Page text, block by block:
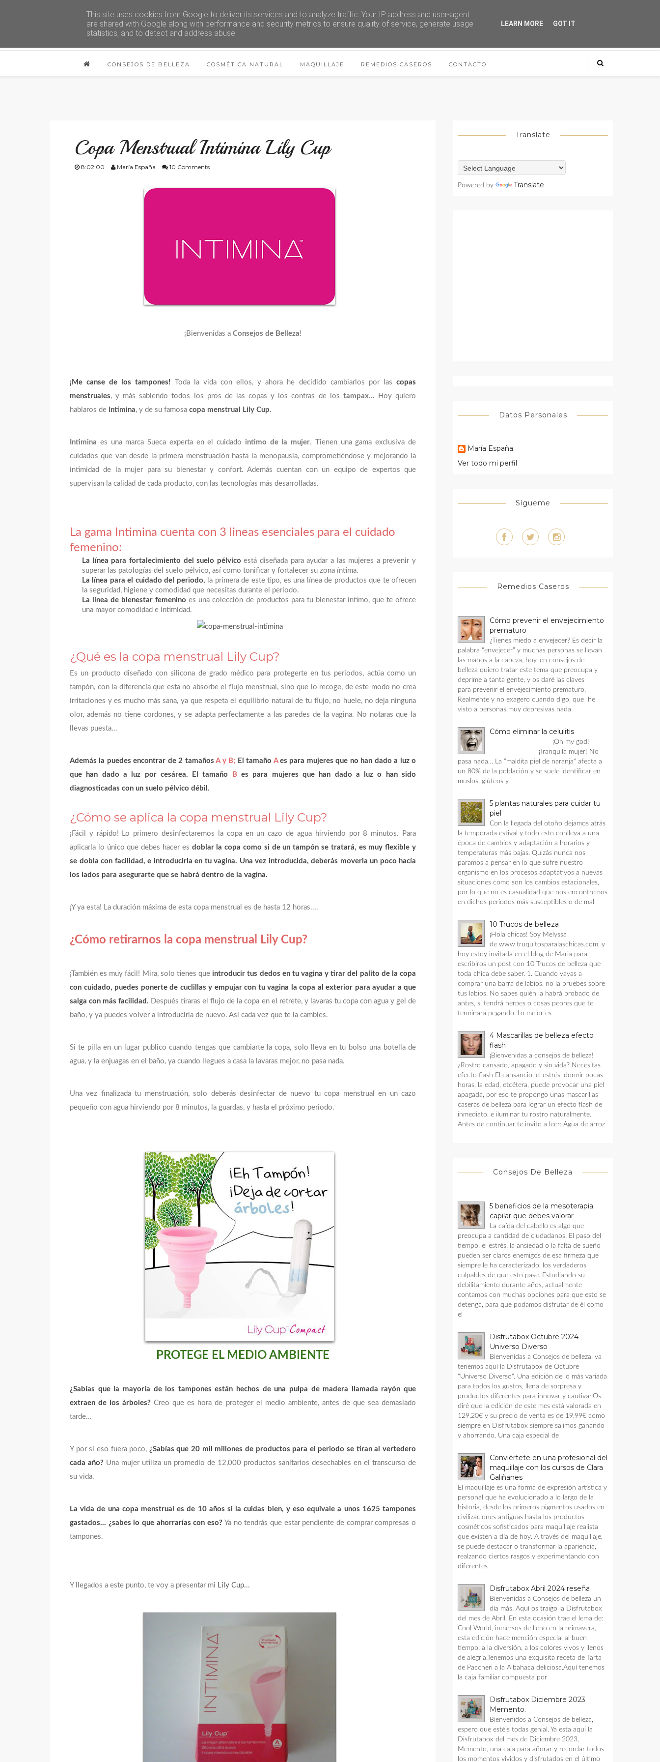
CONSEJOS DE BELLEZA COSMÉTICA NATURAL MAQUILLAJE REMEDIOS CASEROS CONTACTO
Copa Menstrual Intimina Lily Cup
8:02:00 María España 10 Comments
¡Bienvenidas a Consejos de Belleza!
¡Me canse de los tampones! Toda la vida con ellos, y ahora he decidido cambiarlos por lascopas
menstruales, y más sabiendo todos los pros de las copas y los contras de los tampax... Hoy quiero
hablaros de Intimina, y de su famosa copa menstrual Lily Cup.
Intimina es una marca Sueca experta en el cuidado intimo de la mujer. Tienen una gama exclusiva de
cuidados que van desde la primera menstruación hasta la menopausia, comprometiéndose y mejorando la
intimidad de la mujer para su bienestar y confort. Además cuentan con un equipo de expertos que
supervisan la calidad de cada producto, con las tecnologías más desarrolladas.
La gama Intimina cuenta con 3 lineas esenciales para el cuidado
femenino:
La línea para fortalecimiento del suelo pélvico está diseñada para ayudar a las mujeres a prevenir y
superar las patologías del suelo pélvico, así como tonificar y fortalecer su zona íntima.
La línea para el cuidado del periodo, la primera de este tipo, es una línea de productos que te ofrecen
la seguridad, higiene y comodidad que necesitas durante el periodo.
La línea de bienestar femenino es una colección de productos para tu bienestar íntimo, que te ofrece
una mayor comodidad e intimidad.
¿Qué es la copa menstrual Lily Cup?
Es un producto diseñado con silicona de grado médico para protegerte en tus periodos, actúa como un
tampón, con la diferencia que esta no absorbe el flujo menstrual, sino que lo recoge, de este modo no crea
irritaciones y es mucho más sana, ya que respeta el equilibrio natural de tu flujo, no huele, no deja ninguna
olor, además no tiene cordones, y se adapta perfectamente a las paredes de la vagina. No notaras que la
llevas puesta...
Además la puedes encontrar de 2 tamaños A y B; El tamaño A es para mujeres que no han dado a luz o
que han dado a luz por cesárea. El tamaño
Bes para mujeres que han dado a luz o han sido
diagnosticadas con un suelo pélvico débil.
¿Cómo se aplica la copa menstrual Lily Cup?
¡Fácil y rápido! Lo primero desinfectaremos la copa en un cazo de agua hirviendo por 8 minutos. Para
aplicarla lo único que debes hacer es doblar la copa como si de un tampón se tratará, es muy flexible y
se dobla con facilidad, e introducirla en tu vagina. Una vez introducida, deberás moverla un poco hacía
los lados para asegurarte que se habrá dentro de la vagina.
¡Y ya esta! La duración máxima de esta copa menstrual es de hasta 12 horas....
¿Cómo retirarnos la copa menstrual Lily Cup?
¡También es muy fácil! Mira, solo tienes queintroducir tus dedos en tu vagina y tirar del palito de la copa
con cuidado, puedes ponerte de cuclillas y empujar con tu vagina la copa al exterior para ayudar a que
salga con más facilidad. Después tiraras el flujo de la copa en el retrete, y lavaras tu copa con agua y gel de
baño, y ya puedes volver a introducirla de nuevo. Así cada vez que te la cambies.
Si te pilla en un lugar publico cuando tengas que cambiarte la copa, solo lleva en tu bolso una botella de
agua, y la enjuagas en el baño, ya cuando llegues a casa la lavaras mejor, no pasa nada.
Una vez finalizada tu menstruación, solo deberás desinfectar de nuevo tu copa menstrual en un cazo
pequeño con agua hirviendo por 8 minutos, la guardas, y hasta el próximo periodo.
PROTEGE EL MEDIO AMBIENTE
¿Sabías que la mayoría de los tampones están hechos de una pulpa de madera llamada rayón que
extraen de los árboles?Creo que es hora de proteger el medio ambiente, antes de que sea demasiado
tarde...
Y por si eso fuera poco, ¿Sabías que 20 mil millones de productos para el periodo se tiran al vertedero
cada año? Una mujer utiliza un promedio de 12,000 productos sanitarios desechables en el transcurso de
su vida.
La vida de una copa menstrual es de 10 años si la cuidas bien, y eso equivale a unos 1625 tampones
gastados... ¿sabes lo que ahorrarías con eso? Ya no tendrás que estar pendiente de comprar compresas o
tampones.
Y llegados a este punto, te voy a presentar mi Lily Cup...
Translate
Powered by Translate
Datos Personales
María España
Ver todo mi perfil
Sígueme
Remedios Caseros
Cómo prevenir el envejecimiento
prematuro
¿Tienes miedo a envejecer? Es decir la
palabra “envejecer” y muchas personas se llevan
las manos a la cabeza, hoy, en consejos de
belleza quiero tratar este tema que preocupa y
deprime a tanta gente, y os daré las claves
para prevenir el envejecimiento prematuro.
Realmente y no exagero cuando digo, que he
visto a personas muy depresivas nada
Cómo eliminar la celulitis
¡Oh my god!
¡Tranquila mujer! No
pasa nada… La “maldita piel de naranja" afecta a
un 80% de la población y se suele identificar en
muslos, glúteos y
5 plantas naturales para cuidar tu
piel
Con la llegada del otoño dejamos atrás
la temporada estival y todo esto conlleva a una
época de cambios y adaptación a horarios y
temperaturas más bajas. Quizás nunca nos
paramos a pensar en lo que sufre nuestro
organismo en los procesos adaptativos a nuevas
situaciones como son los cambios estacionales,
por lo que no es casualidad que nos encontremos
en dichos períodos más susceptibles o de mal
10 Trucos de belleza
¡Hola chicas! Soy Melyssa
de www.truquitosparalaschicas.com, y
hoy estoy invitada en el blog de Maria para
escribiros un post con 10 Trucos de belleza que
toda chica debe saber. 1. Cuando vayas a
comprar una barra de labios, no la pruebes sobre
tus labios. No sabes quién la habrá probado de
antes, si tendrá herpes o cosas peores que te
terminara pegando. Lo mejor es
4 Mascarillas de belleza efecto
flash
¡Bienvenidas a consejos de belleza!
¿Rostro cansado, apagado y sin vida? Necesitas
efecto flash El cansancio, el estrés, dormir pocas
horas, la edad, etcétera, puede provocar una piel
apagada, por eso te propongo unas mascarillas
caseras de belleza para lograr un efecto flash de
inmediato, e iluminar tu rostro naturalmente.
Antes de continuar te invito a leer: Agua de arroz
Consejos De Belleza
5 beneficios de la mesoterapia
capilar que debes valorar
La caída del cabello es algo que
preocupa a cantidad de ciudadanos. El paso del
tiempo, el estrés, la ansiedad o la falta de sueño
pueden ser claros enemigos de esa firmeza que
siempre le ha caracterizado, los verdaderos
culpables de que esto pase. Estudiando su
debilitamiento durante años, actualmente
contamos con muchas opciones para que esto se
detenga, para que podamos disfrutar de él como
el
Disfrutabox Octubre 2024
Universo Diverso
Bienvenidas a Consejos de belleza, ya
tenemos aquí la Disfrutabox de Octubre
"Universo Diverso". Una edición de lo más variada
para todos los gustos, llena de sorpresa y
productos diferentes para innovar y cautivar.Os
diré que la edición de este mes está valorada en
129,20€ y su precio de venta es de 19,99€ como
siempre en Disfrutabox siempre salimos ganando
y ahorrando. Una caja especial de
Conviértete en una profesional del
maquillaje con los cursos de Clara
Galiñanes
El maquillaje es una forma de expresión artística y
personal que ha evolucionado a lo largo de la
historia, desde los primeros pigmentos usados en
civilizaciones antiguas hasta los productos
cosméticos sofisticados para maquillaje realista
que existen a día de hoy. A través del maquillaje,
se puede destacar o transformar la apariencia,
realzando ciertos rasgos y experimentando con
diferentes
Disfrutabox Abril 2024 reseña
Bienvenidas a Consejos de belleza un
día más. Aquí os traigo la Disfrutabox
del mes de Abril. En esta ocasión trae el lema de:
Cool World, inmersos de lleno en la primavera,
esta edición hace mención especial al buen
tiempo, a la diversión, a los colores vivos y llenos
de alegría.Tenemos una exquisita receta de Tarta
de Paccheri a la Albahaca deliciosa.Aquí tenemos
la caja familiar compuesta por
Disfrutabox Diciembre 2023
Memento.
Bienvenidos a Consejos de belleza,
espero que estéis todas genial. Ya esta aquí la
Disfrutabox del mes de Diciembre 2023,
Memento, una caja para añorar y recordar todos
los momentos vividos y disfrutados en el último
This site uses cookies from Google to deliver its services and to analyze traffic. Your IP address and user-agent
are shared with Google along with performance and security metrics to ensure quality of service, generate usage
statistics, and to detect and address abuse.
LEARN MORE GOT IT